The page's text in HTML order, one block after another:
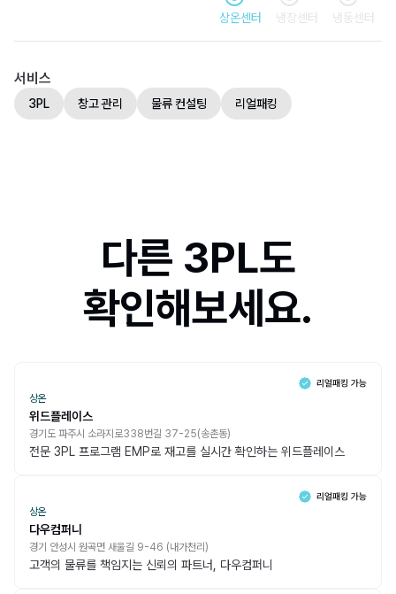
상온센터 냉장센터 냉동센터
서비스
3PL 창고 관리 물류 컨설팅 리얼패킹
다른 3PL도
확인해보세요.
상온
위드플레이스
경기도 파주시 소라지로338번길 37-25(송촌동)
전문 3PL 프로그램 EMP로 재고를 실시간 확인하는 위드플레이스
상온
다우컴퍼니
경기 안성시 원곡면 새울길 9-46 (내가천리)
고객의 물류를 책임지는 신뢰의 파트너, 다우컴퍼니